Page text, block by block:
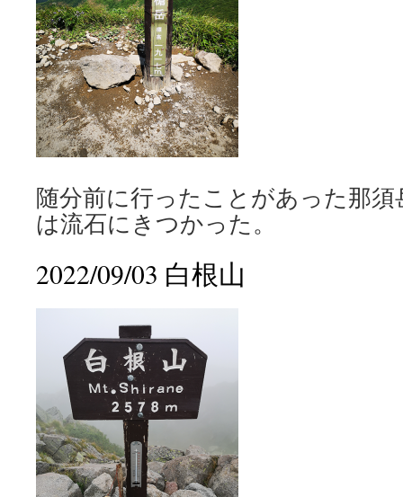
随分前に行ったことがあった那
は流石にきつかった。
2022/09/03 白根山